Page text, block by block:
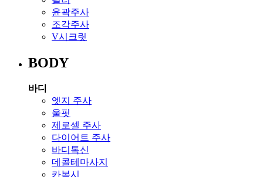
윤곽주사
조각주사
V시크릿
BODY
바디
엣지 주사
울핏
제로셀 주사
다이어트 주사
바디톡신
데콜테마사지
카복시